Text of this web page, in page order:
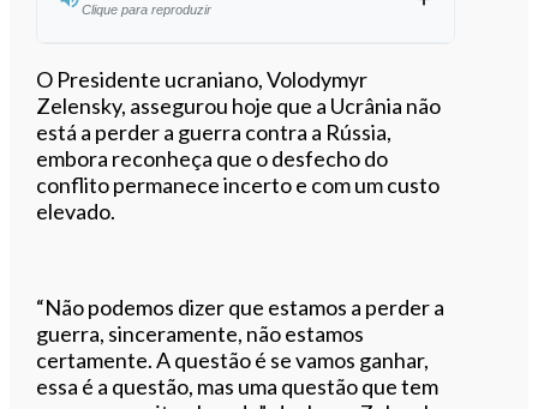
Clique para reproduzir
Ouvir este artigo
O Presidente ucraniano, Volodymyr
Zelensky, assegurou hoje que a Ucrânia não
está a perder a guerra contra a Rússia,
embora reconheça que o desfecho do
conflito permanece incerto e com um custo
elevado.
“Não podemos dizer que estamos a perder a
guerra, sinceramente, não estamos
certamente. A questão é se vamos ganhar,
essa é a questão, mas uma questão que tem